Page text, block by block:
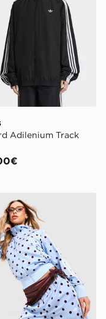
Adilenium Track
Originals SATIN